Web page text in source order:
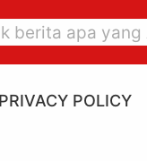
PRIVACY POLICY